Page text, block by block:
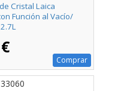
Cristal Laica
Función al Vacío/
Comprar